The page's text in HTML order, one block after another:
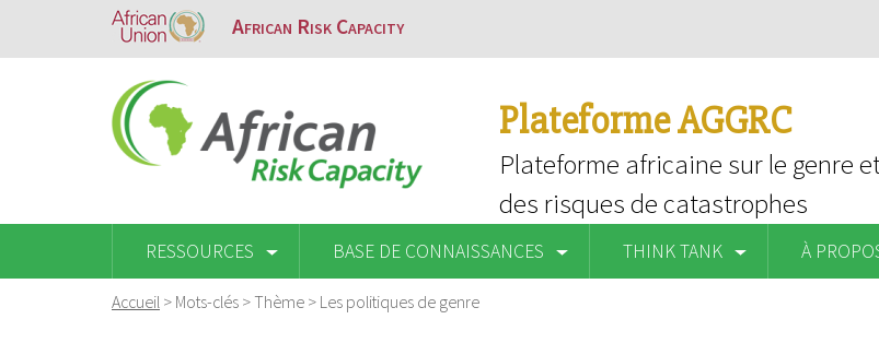
African Risk Capacity
Plateforme AGGRC
Plateforme africaine sur le genre
des risques de catastrophes
RESSOURCES BASE DE CONNAISSANCES THINK TANK À
Accueil > Mots-clés > Thème > Les politiques de genre